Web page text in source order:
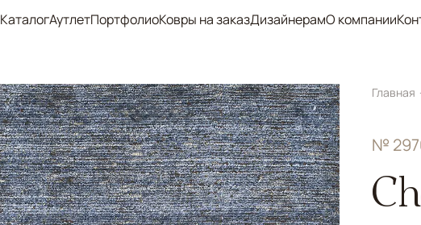
КаталогАутлетПортфолиоКовры на заказДизайнерамО компании
Главная
№